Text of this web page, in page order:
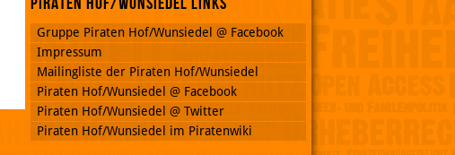
Gruppe Piraten Hof/Wunsiedel @ Facebook
Impressum
Mailingliste der Piraten Hof/Wunsiedel
Piraten Hof/Wunsiedel @ Facebook
Piraten Hof/Wunsiedel @ Twitter
Piraten Hof/Wunsiedel im Piratenwiki